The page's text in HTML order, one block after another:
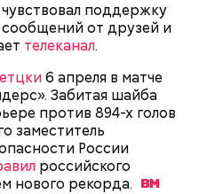
поддержку
от друзей и
телеканал.
6 апреля в матче
Забитая шайба
против 894-х голов
заместитель
России
российского
нового рекорда.